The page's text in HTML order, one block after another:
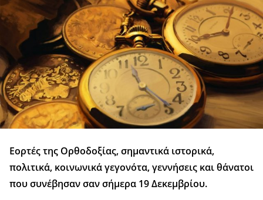
Εορτές της Ορθοδοξίας, σημαντικά ιστορικά,
πολιτικά, κοινωνικά γεγονότα, γεννήσεις και θάνατοι
που συνέβησαν σαν σήμερα 19 Δεκεμβρίου.